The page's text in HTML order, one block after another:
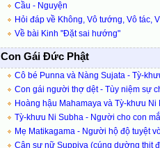
Cầu - Nguyện
Hỏi đáp về Không, Vô tướng, Vô tác,
Về bài Kinh "Đặt sai hướng"
Con Gái Đức Phật
Cô bé Punna và Nàng Sujata - Tỳ-
Con gái người thợ dệt - Tùy niệm sự
Hoàng hậu Mahamaya và Tỳ-khưu Ni
Tỳ-khưu Ni Subha - Người cho con
Mẹ Matikagama - Người hộ độ tuyệt
Cận sự nữ Suppiya (cúng dường thịt